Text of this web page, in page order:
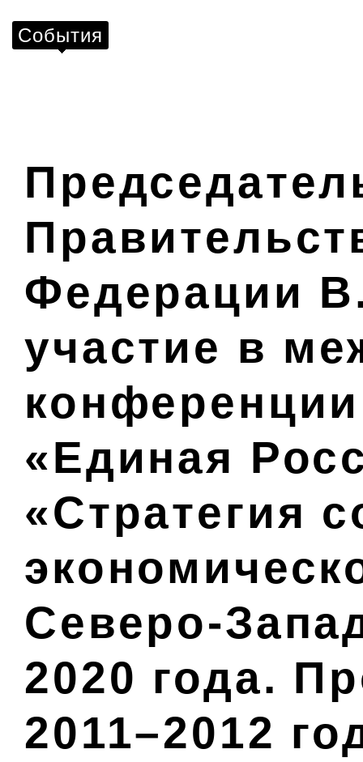
События
Федерации
участие в
«Единая
«Стратегия
Северо-
2020 года.
2011–2012